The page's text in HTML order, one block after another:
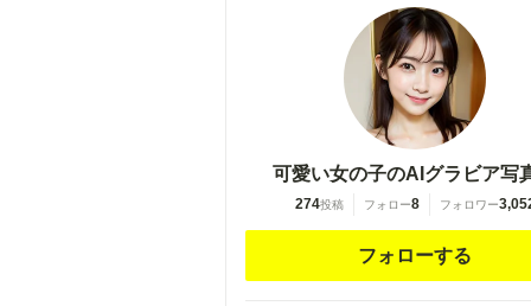
可愛い女の子のAIグラビア写
274投稿 フォロー8 フォロワー
フォローする